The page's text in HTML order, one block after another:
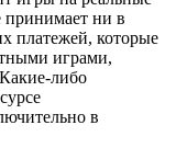
принимает ни в
платежей, которые
играми,
либо
в